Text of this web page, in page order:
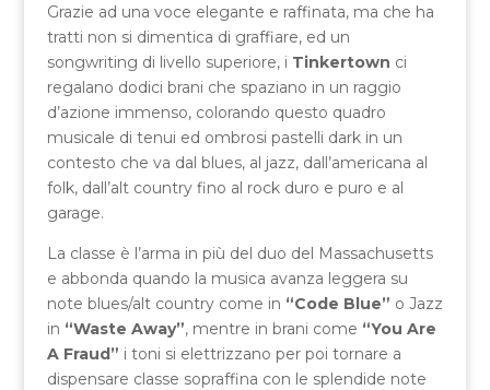
Grazie ad una voce elegante e raffinata, ma che ha
tratti non si dimentica di graffiare, ed un
songwriting di livello superiore, i Tinkertown ci
regalano dodici brani che spaziano in un raggio
d’azione immenso, colorando questo quadro
musicale di tenui ed ombrosi pastelli dark in un
contesto che va dal blues, al jazz, dall’americana al
folk, dall’alt country fino al rock duro e puro e al
garage.
La classe è l’arma in più del duo del Massachusetts
e abbonda quando la musica avanza leggera su
note blues/alt country come in “Code Blue” o Jazz
in “Waste Away”, mentre in brani come “You Are
A Fraud” i toni si elettrizzano per poi tornare a
dispensare classe sopraffina con le splendide note